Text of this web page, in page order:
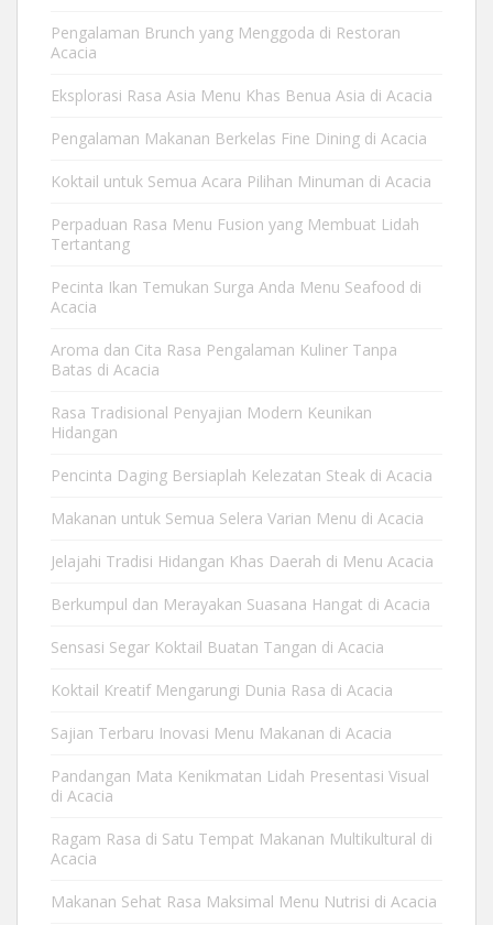
Pengalaman Brunch yang Menggoda di Restoran
Acacia
Eksplorasi Rasa Asia Menu Khas Benua Asia di Acacia
Pengalaman Makanan Berkelas Fine Dining di Acacia
Koktail untuk Semua Acara Pilihan Minuman di Acacia
Perpaduan Rasa Menu Fusion yang Membuat Lidah
Tertantang
Pecinta Ikan Temukan Surga Anda Menu Seafood di
Acacia
Aroma dan Cita Rasa Pengalaman Kuliner Tanpa
Batas di Acacia
Rasa Tradisional Penyajian Modern Keunikan
Hidangan
Pencinta Daging Bersiaplah Kelezatan Steak di Acacia
Makanan untuk Semua Selera Varian Menu di Acacia
Jelajahi Tradisi Hidangan Khas Daerah di Menu Acacia
Berkumpul dan Merayakan Suasana Hangat di Acacia
Sensasi Segar Koktail Buatan Tangan di Acacia
Koktail Kreatif Mengarungi Dunia Rasa di Acacia
Sajian Terbaru Inovasi Menu Makanan di Acacia
Pandangan Mata Kenikmatan Lidah Presentasi Visual
di Acacia
Ragam Rasa di Satu Tempat Makanan Multikultural di
Acacia
Makanan Sehat Rasa Maksimal Menu Nutrisi di Acacia